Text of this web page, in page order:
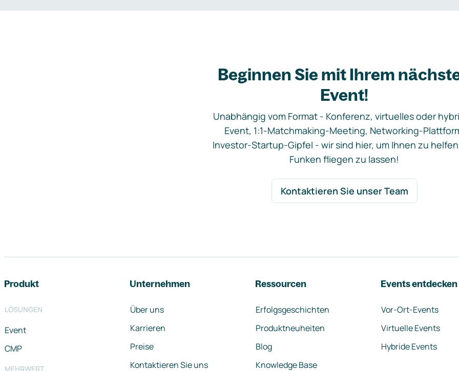
Beginnen Sie mit Ihrem
Event!
Unabhängig vom Format - Konferenz, virtuelles oder
Event, 1:1-Matchmaking-Meeting, Networking-
Investor-Startup-Gipfel - wir sind hier, um Ihnen zu
Funken fliegen zu lassen!
Kontaktieren Sie unser Team
Produkt
LÖSUNGEN
Event
CMP
MEHRWERT
Unternehmen
Über uns
Karrieren
Preise
Kontaktieren Sie uns
Ressourcen
Erfolgsgeschichten
Produktneuheiten
Blog
Knowledge Base
Events entdecken
Vor-Ort-Events
Virtuelle Events
Hybride Events